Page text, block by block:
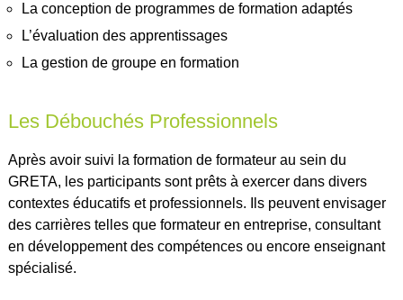
La conception de programmes de formation adaptés
L’évaluation des apprentissages
La gestion de groupe en formation
Les Débouchés Professionnels
Après avoir suivi la formation de formateur au sein du
GRETA, les participants sont prêts à exercer dans divers
contextes éducatifs et professionnels. Ils peuvent envisager
des carrières telles que formateur en entreprise, consultant
en développement des compétences ou encore enseignant
spécialisé.